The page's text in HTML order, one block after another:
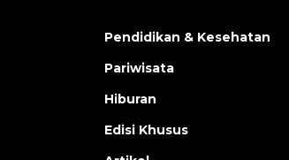
Pendidikan & Kesehatan
Pariwisata
Hiburan
Edisi Khusus